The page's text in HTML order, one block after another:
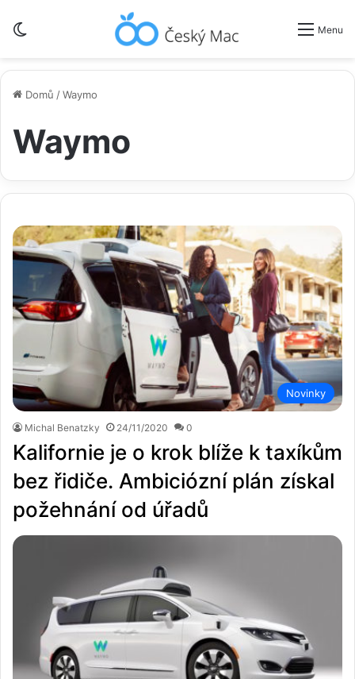
Menu
Domů /Waymo
Waymo
Novinky
Michal Benatzky 24/11/2020 0
Kalifornie je o krok blíže k taxíkům
bez řidiče. Ambiciózní plán získal
požehnání od úřadů